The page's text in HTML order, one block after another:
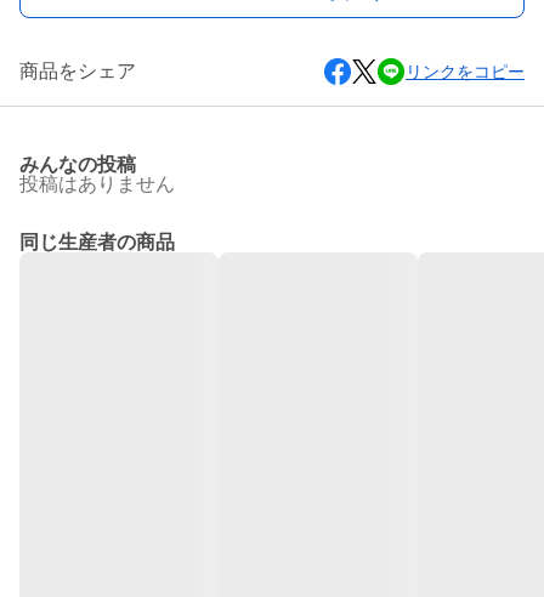
商品をシェア リンクをコピー
みんなの投稿
投稿はありません
同じ生産者の商品